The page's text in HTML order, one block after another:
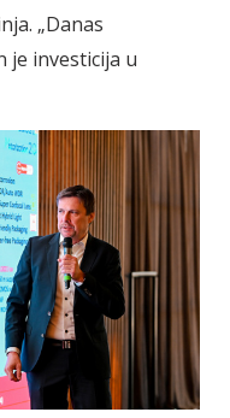
„Danas
je investicija u